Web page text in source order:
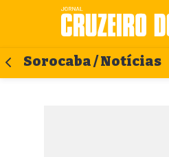
Sorocaba / Notícias